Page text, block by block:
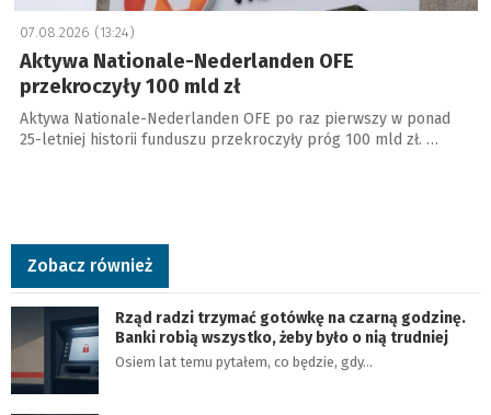
07.08.2026 (13:24)
Aktywa Nationale-Nederlanden OFE
przekroczyły 100 mld zł
Aktywa Nationale-Nederlanden OFE po raz pierwszy w ponad
25-letniej historii funduszu przekroczyły próg 100 mld zł. …
Zobacz również
Rząd radzi trzymać gotówkę na czarną godzinę.
Banki robią wszystko, żeby było o nią trudniej
Osiem lat temu pytałem, co będzie, gdy…